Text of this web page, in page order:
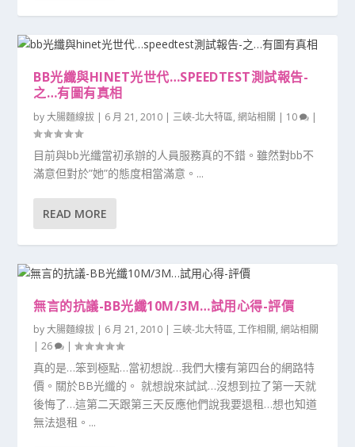
BB光纖與HINET光世代…SPEEDTEST測試報告-
之…有圖有真相
by大腸麵線拔 | 6 月 21, 2010 |三峽-北大特區,網站相關 | 10 |
目前與bb光纖當初承辦的人員服務真的不錯。雖然對bb不
滿意但對於”她”的態度相當滿意。...
READ MORE
無言的抗議-BB光纖10M/3M…試用心得-評價
by大腸麵線拔 | 6 月 21, 2010 |三峽-北大特區,工作相關,網站相關
|26 |
真的是…笨到極點…當初想說…我們大樓有第四台的網路特
價。關於BB光纖的。 就想說來試試…沒想到拉了第一天就
後悔了…這第二天跟第三天反應他們說我要退租…想也知道
無法退租。...